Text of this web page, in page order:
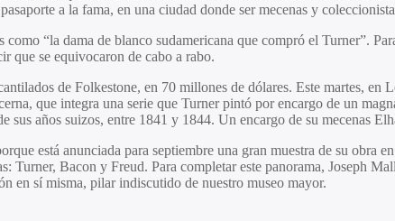
a la fama, en una ciudad donde ser mecenas y
“la dama de blanco sudamericana que compró el Turner”.
que se equivocaron de cabo a rabo.
de Folkestone, en 70 millones de dólares. Este martes,
que integra una serie que Turner pintó por encargo de un
sus años suizos, entre 1841 y 1844. Un encargo de su mecenas
está anunciada para septiembre una gran muestra de su
Turner, Bacon y Freud. Para completar este panorama, Joseph
en sí misma, pilar indiscutido de nuestro museo mayor.